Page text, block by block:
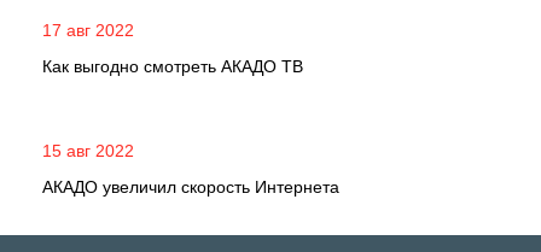
17 авг 2022
Как выгодно смотреть АКАДО ТВ
15 авг 2022
АКАДО увеличил скорость Интернета